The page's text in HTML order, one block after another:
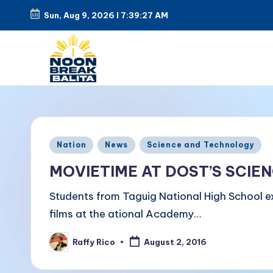
Skip
Sun, Aug 9, 2026 l 7:39:28 AM
o
o
n
B
r
e
tuwing
tanghali.
Posted
Nation News Science and Technology
MOVIETIME AT DOST’S
Students from Taguig National High
films at the ational Academy…
Posted
by
Raffy Rico August 2, 2016